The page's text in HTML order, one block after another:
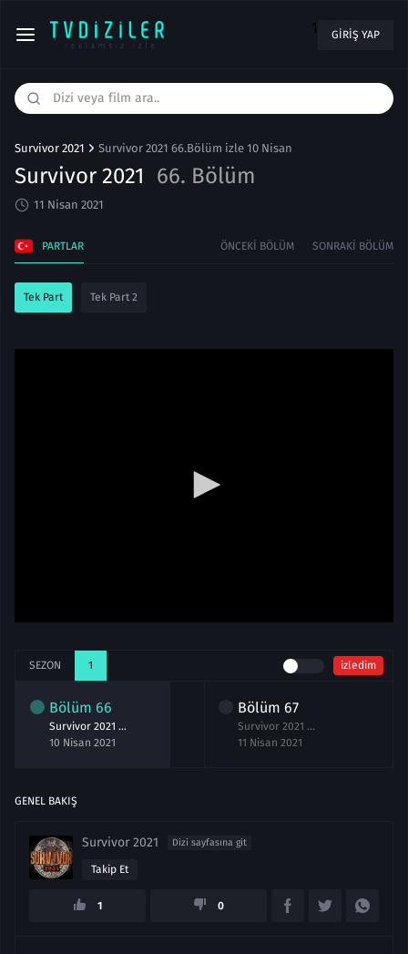
1 GIRIŞ YAP
Survivor 2021 Survivor 2021 66.Bölüm izle 10 Nisan
Survivor 2021 66. Bölüm
11 Nisan 2021
PARTLAR ÖNCEKI BÖLÜM SONRAKI BÖLÜM
Tek Part Tek Part 2
SEZON 1 izledim
Bölüm 66
Survivor 2021 66.Bölüm izle 10 Nisan
10 Nisan 2021
Bölüm 67
Survivor 2021 67.Bölüm izle 11 Nisan
11 Nisan 2021
GENEL BAKIŞ
Survivor 2021 Dizi sayfasına git
Takip Et
1 0